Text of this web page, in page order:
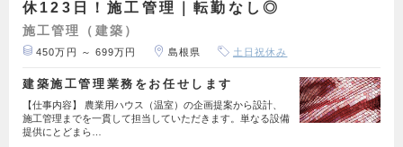
休123日！施工管理｜転勤なし◎
施工管理（建築）
450万円 ～ 699万円 島根県 土日祝休み
建築施工管理業務をお任せします
【仕事内容】 農業用ハウス（温室）の企画提案から設計、
施工管理までを一貫して担当していただきます。単なる設備
提供にとどまら…